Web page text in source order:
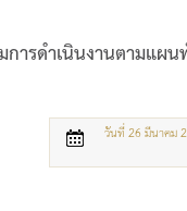
ารดำเนินงานตามแผ
วันที่ 26 มีนาคม